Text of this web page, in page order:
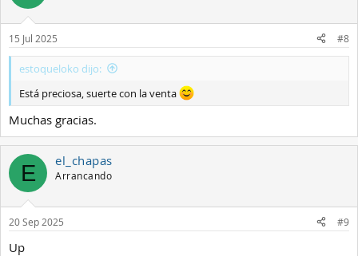
15 Jul 2025 #8
estoqueloko dijo:
Está preciosa, suerte con la venta
Muchas gracias.
E el_chapas
Arrancando
20 Sep 2025 #9
Up